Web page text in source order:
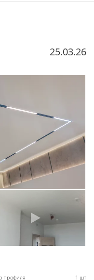
25.03.26
профиля 1 шт